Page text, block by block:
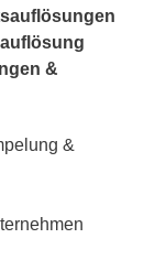
&
&